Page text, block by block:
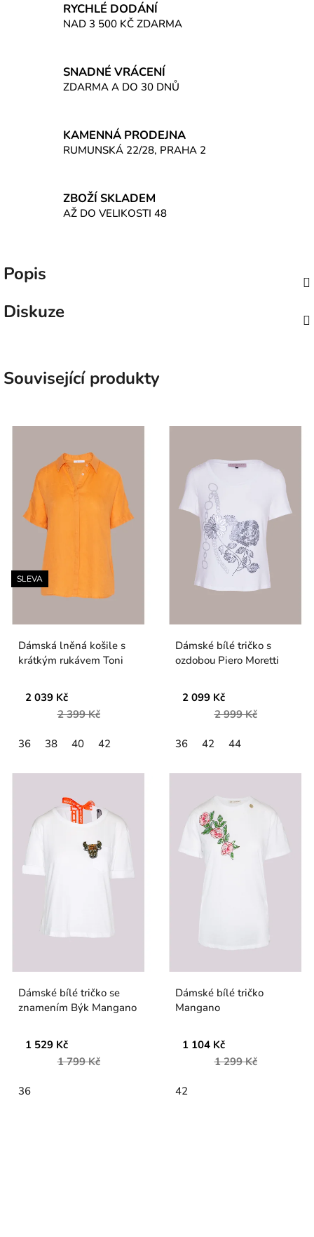
RYCHLÉ DODÁNÍ
NAD 3 500 KČ ZDARMA
SNADNÉ VRÁCENÍ
ZDARMA A DO 30 DNŮ
KAMENNÁ PRODEJNA
RUMUNSKÁ 22/28, PRAHA 2
ZBOŽÍ SKLADEM
AŽ DO VELIKOSTI 48
Popis
Diskuze
Související produkty
SLEVA
Dámská lněná košile s
krátkým rukávem Toni
2 039 Kč
2 399 Kč
36 38 40 42
Dámské bílé tričko s
ozdobou Piero Moretti
2 099 Kč
2 999 Kč
36 42 44
Dámské bílé tričko se
znamením Býk Mangano
1 529 Kč
1 799 Kč
36
Dámské bílé tričko
Mangano
1 104 Kč
1 299 Kč
42